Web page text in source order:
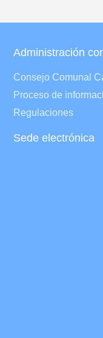
Administración
Consejo Comunal
Proceso de
Regulaciones
Sede electrónica